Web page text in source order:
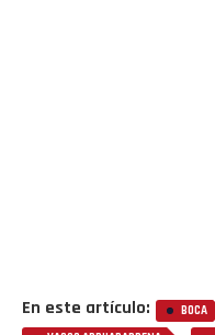
En este artículo: BOCA